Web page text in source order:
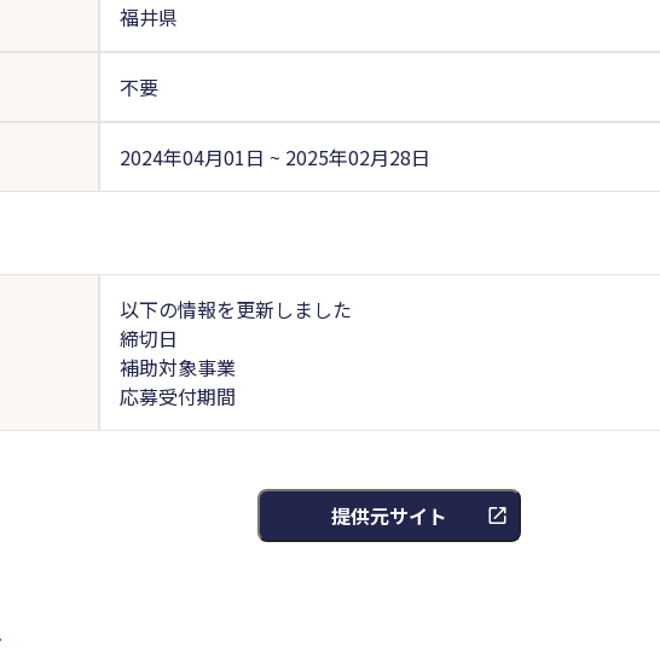
福井県
不要
2024年04月01日 ~ 2025年02月28日
以下の情報を更新しました
締切日
補助対象事業
応募受付期間
提供元サイト